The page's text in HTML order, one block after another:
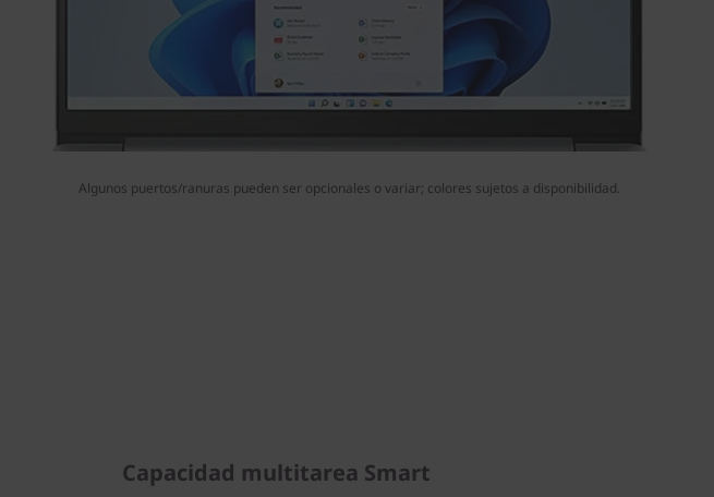
Algunos puertos/ranuras pueden ser opcionales o variar; colores sujetos a disponibilidad.
Capacidad multitarea Smart